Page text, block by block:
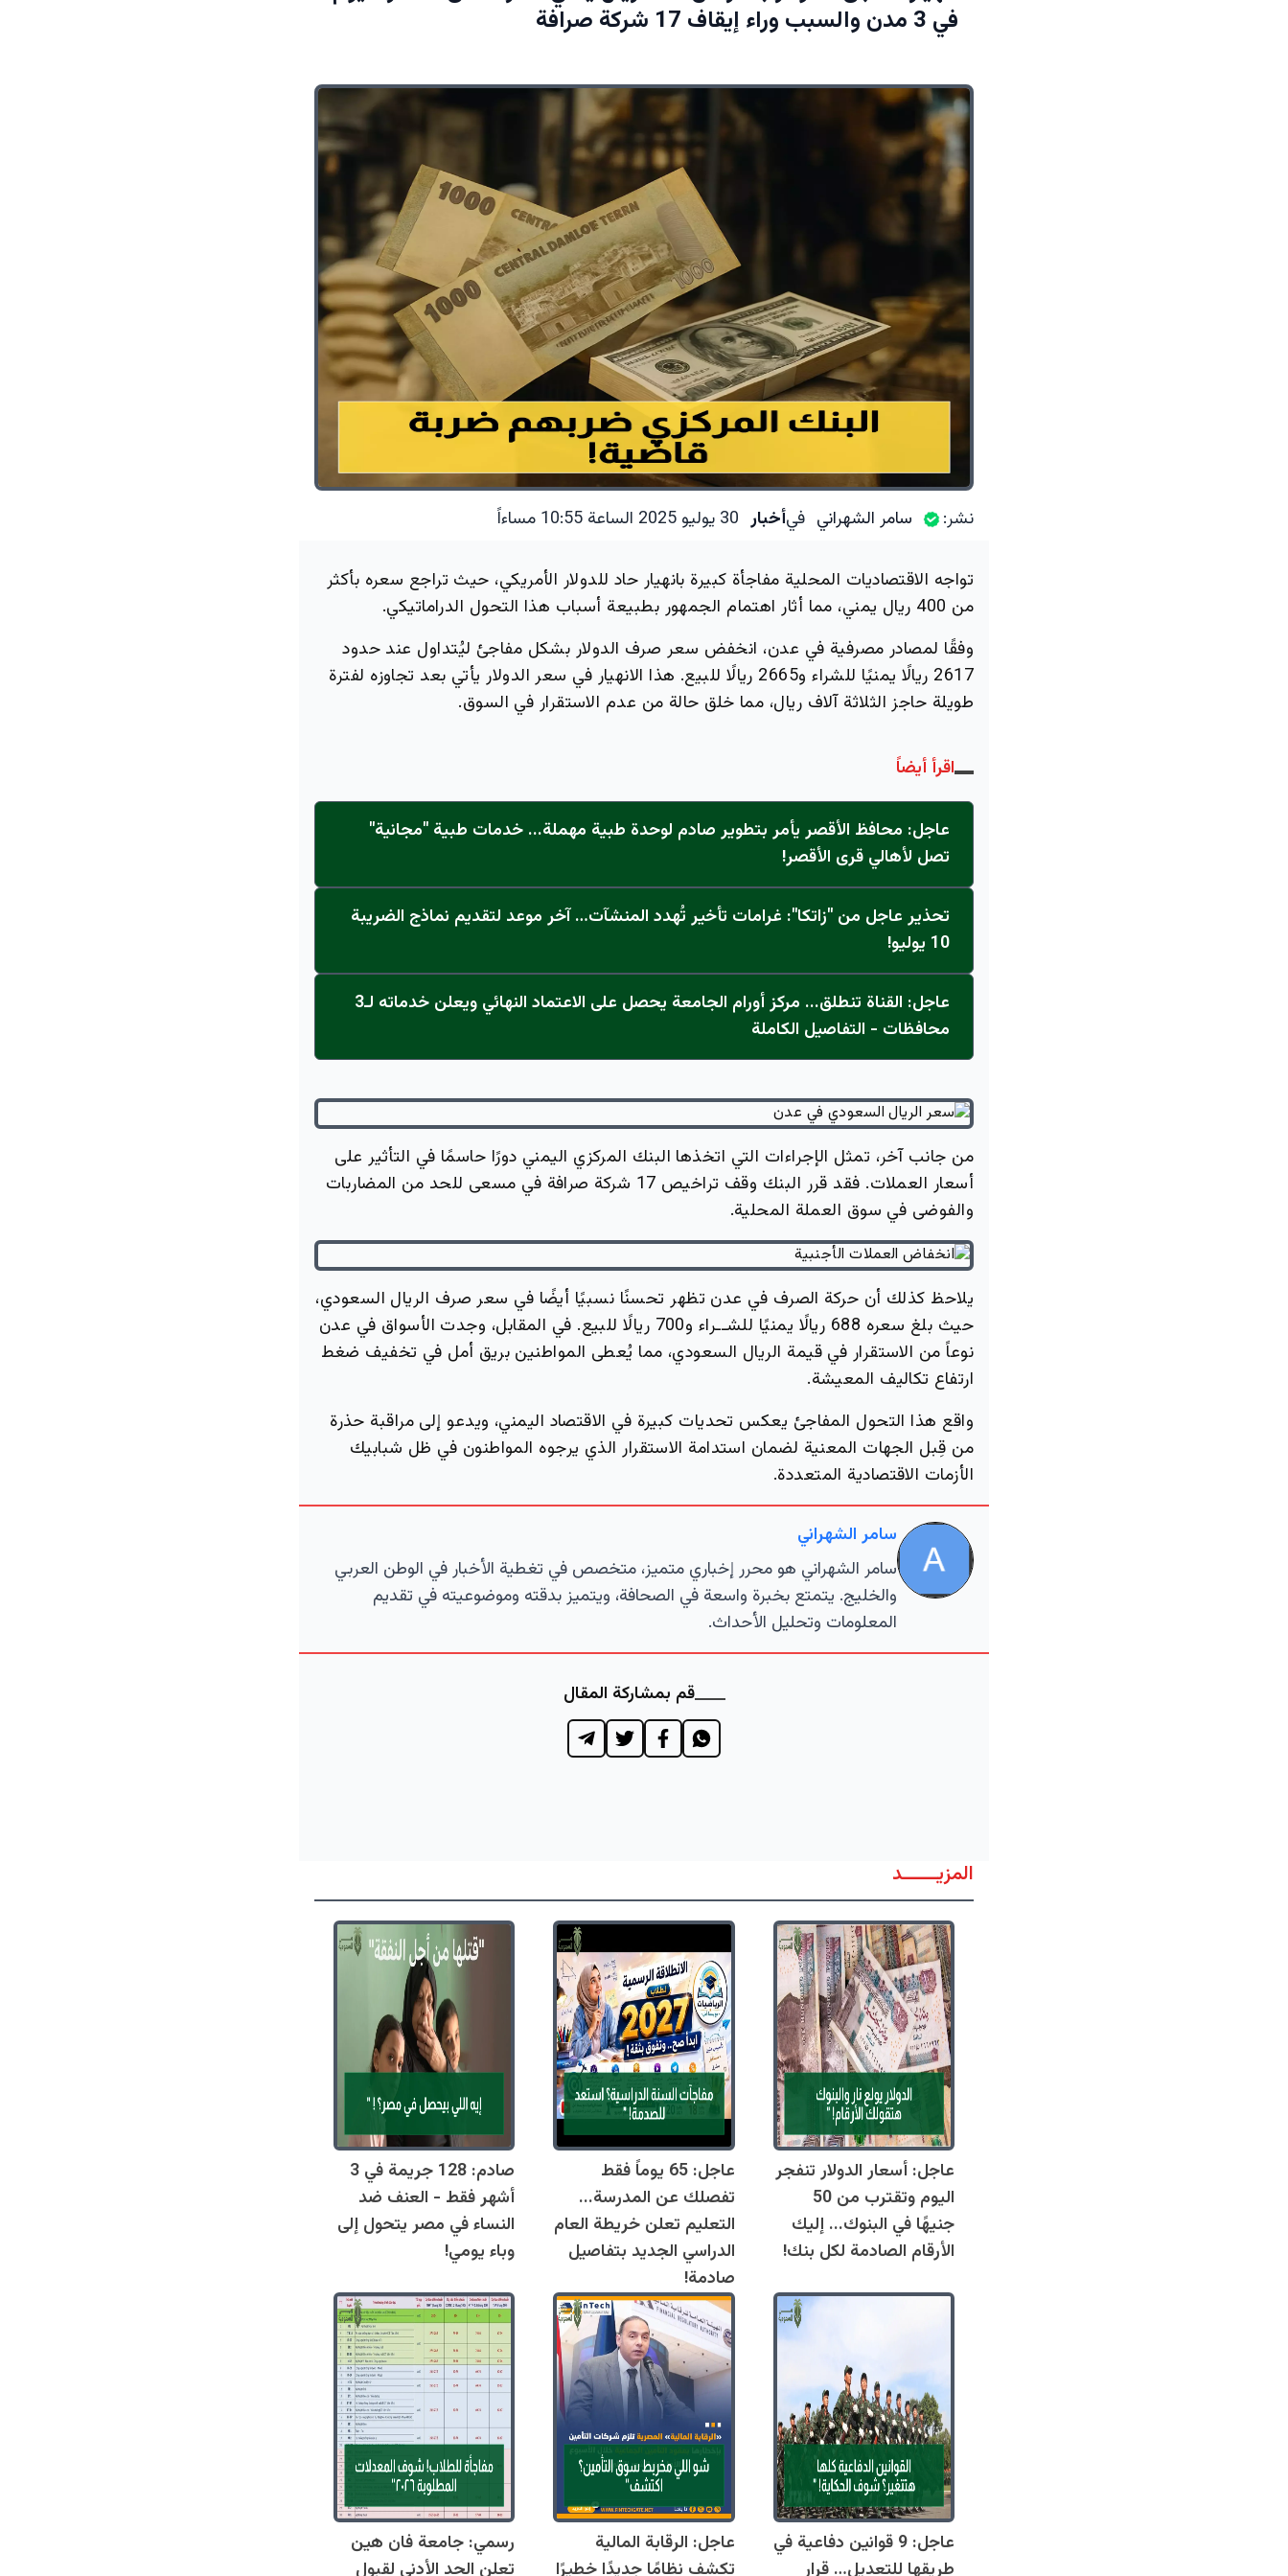
في 3 مدن والسبب وراء إيقاف 17 شركة صرافة
نشر: سامر الشهراني فيأخبار 30 يوليو 2025 الساعة 10:55 مساءاً
تواجه الاقتصاديات المحلية مفاجأة كبيرة بانهيار حاد للدولار الأمريكي، حيث تراجع سعره بأكثر
من 400 ريال يمني، مما أثار اهتمام الجمهور بطبيعة أسباب هذا التحول الدراماتيكي.
وفقًا لمصادر مصرفية في عدن، انخفض سعر صرف الدولار بشكل مفاجئ ليُتداول عند حدود
2617 ريالًا يمنيًا للشراء و2665 ريالًا للبيع. هذا الانهيار في سعر الدولار يأتي بعد تجاوزه لفترة
طويلة حاجز الثلاثة آلاف ريال، مما خلق حالة من عدم الاستقرار في السوق.
اقرأ أيضاً
عاجل: محافظ الأقصر يأمر بتطوير صادم لوحدة طبية مهملة... خدمات طبية "مجانية"
تصل لأهالي قرى الأقصر!
تحذير عاجل من "زاتكا": غرامات تأخير تُهدد المنشآت… آخر موعد لتقديم نماذج الضريبة
10 يوليو!
عاجل: القناة تنطلق... مركز أورام الجامعة يحصل على الاعتماد النهائي ويعلن خدماته لـ3
محافظات - التفاصيل الكاملة
من جانب آخر، تمثل الإجراءات التي اتخذها البنك المركزي اليمني دورًا حاسمًا في التأثير على
أسعار العملات. فقد قرر البنك وقف تراخيص 17 شركة صرافة في مسعى للحد من المضاربات
والفوضى في سوق العملة المحلية.
يلاحظ كذلك أن حركة الصرف في عدن تظهر تحسنًا نسبيًا أيضًا في سعر صرف الريال السعودي،
حيث بلغ سعره 688 ريالًا يمنيًا للشــراء و700 ريالًا للبيع. في المقابل، وجدت الأسواق في عدن
نوعاً من الاستقرار في قيمة الريال السعودي، مما يُعطى المواطنين بريق أمل في تخفيف ضغط
ارتفاع تكاليف المعيشة.
واقع هذا التحول المفاجئ يعكس تحديات كبيرة في الاقتصاد اليمني، ويدعو إلى مراقبة حذرة
من قِبل الجهات المعنية لضمان استدامة الاستقرار الذي يرجوه المواطنون في ظل شبابيك
الأزمات الاقتصادية المتعددة.
سامر الشهراني
سامر الشهراني هو محرر إخباري متميز، متخصص في تغطية الأخبار في الوطن العربي
والخليج. يتمتع بخبرة واسعة في الصحافة، ويتميز بدقته وموضوعيته في تقديم
المعلومات وتحليل الأحداث.
قم بمشاركة المقال
المزيــــــد
عاجل: أسعار الدولار تنفجر
اليوم وتقترب من 50
جنيهًا في البنوك... إليك
الأرقام الصادمة لكل بنك!
عاجل: 65 يوماً فقط
تفصلك عن المدرسة...
التعليم تعلن خريطة العام
الدراسي الجديد بتفاصيل
صادمة!
صادم: 128 جريمة في 3
أشهر فقط - العنف ضد
النساء في مصر يتحول إلى
وباء يومي!
عاجل: 9 قوانين دفاعية في
طريقها للتعديل… قرار
عاجل: الرقابة المالية
تكشف نظامًا جديدًا خطيرًا
رسمي: جامعة فان هين
تعلن الحد الأدنى لقبول